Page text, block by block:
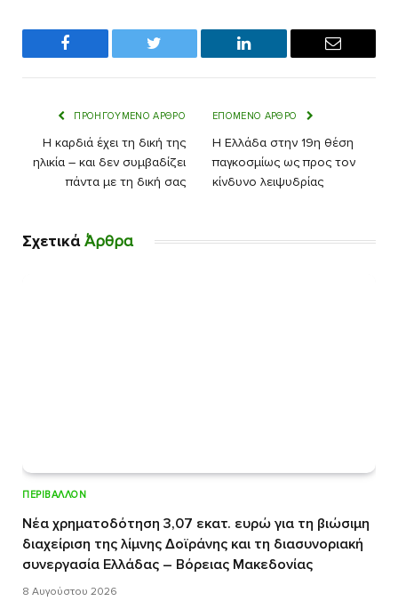
Facebook Twitter LinkedIn Email
ΠΡΟΗΓΟΎΜΕΝΟ ΆΡΘΡΟ
Η καρδιά έχει τη δική της
ηλικία – και δεν συμβαδίζει
πάντα με τη δική σας
ΕΠΌΜΕΝΟ ΆΡΘΡΟ
Η Ελλάδα στην 19η θέση
παγκοσμίως ως προς τον
κίνδυνο λειψυδρίας
ΣχετικάΆρθρα
ΠΕΡΙΒΆΛΛΟΝ
Νέα χρηματοδότηση 3,07 εκατ. ευρώ για τη βιώσιμη
διαχείριση της λίμνης Δοϊράνης και τη διασυνοριακή
συνεργασία Ελλάδας – Βόρειας Μακεδονίας
8 Αυγούστου 2026